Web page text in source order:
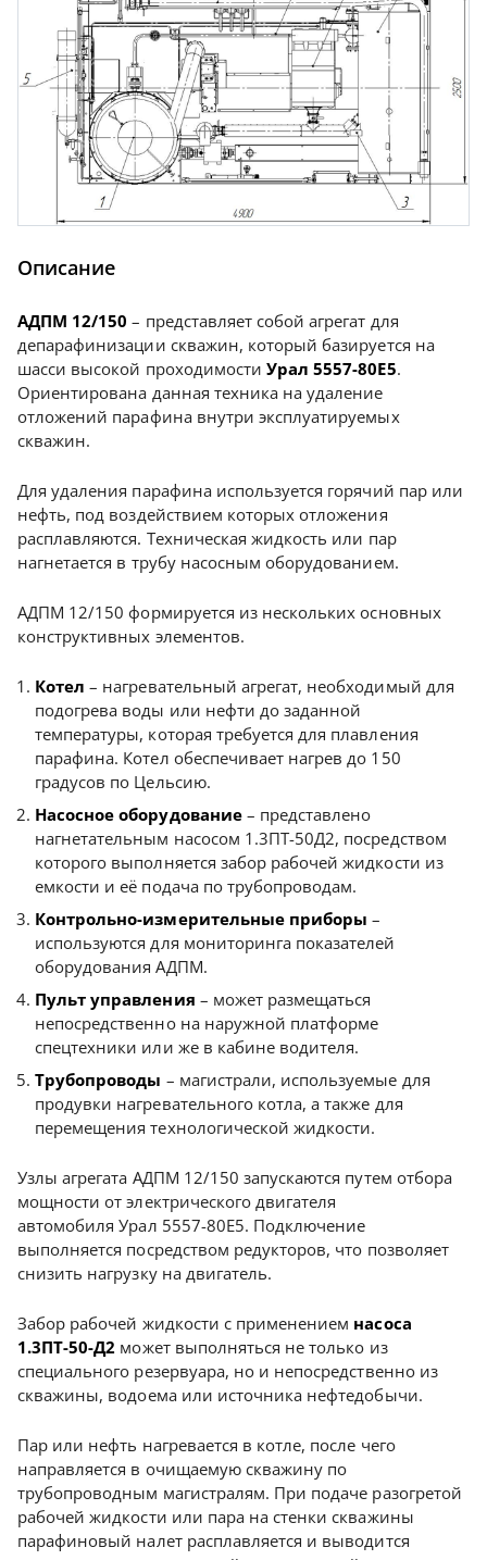
Описание
АДПМ 12/150 – представляет собой агрегат для
депарафинизации скважин, который базируется на
шасси высокой проходимостиУрал 5557-80Е5.
Ориентирована данная техника на удаление
отложений парафина внутри эксплуатируемых
скважин.
Для удаления парафина используется горячий пар или
нефть, под воздействием которых отложения
расплавляются. Техническая жидкость или пар
нагнетается в трубу насосным оборудованием.
АДПМ 12/150 формируется из нескольких основных
конструктивных элементов.
Котел – нагревательный агрегат, необходимый для
подогрева воды или нефти до заданной
температуры, которая требуется для плавления
парафина. Котел обеспечивает нагрев до 150
градусов по Цельсию.
Насосное оборудование– представлено
нагнетательным насосом 1.3ПТ-50Д2, посредством
которого выполняется забор рабочей жидкости из
емкости и её подача по трубопроводам.
Контрольно-измерительные приборы –
используются для мониторинга показателей
оборудования АДПМ.
Пульт управления – может размещаться
непосредственно на наружной платформе
спецтехники или же в кабине водителя.
Трубопроводы – магистрали, используемые для
продувки нагревательного котла, а также для
перемещения технологической жидкости.
Узлы агрегата АДПМ 12/150 запускаются путем отбора
мощности от электрического двигателя
автомобиля Урал 5557-80Е5. Подключение
выполняется посредством редукторов, что позволяет
снизить нагрузку на двигатель.
Забор рабочей жидкости с применением насоса
1.3ПТ-50-Д2 может выполняться не только из
специального резервуара, но и непосредственно из
скважины, водоема или источника нефтедобычи.
Пар или нефть нагревается в котле, после чего
направляется в очищаемую скважину по
трубопроводным магистралям. При подаче разогретой
рабочей жидкости или пара на стенки скважины
парафиновый налет расплавляется и выводится